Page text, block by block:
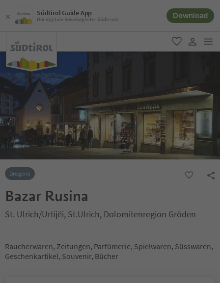
Südtirol Guide App
Der digitale Reisebegleiter Südtirols Download
favorit
user link
Drogerie
Bazar Rusina
St. Ulrich/Urtijëi, St.Ulrich, Dolomitenregion Gröden
Raucherwaren, Zeitungen, Parfümerie, Spielwaren, Süsswaren,
Geschenkartikel, Souvenir, Bücher